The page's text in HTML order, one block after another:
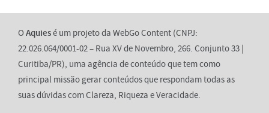
OAquiesé um projeto da WebGo Content (CNPJ:
22.026.064/0001-02 – Rua XV de Novembro, 266. Conjunto 33 |
Curitiba/PR), uma agência de conteúdo que tem como
principal missão gerar conteúdos que respondam todas as
suas dúvidas com Clareza, Riqueza e Veracidade.